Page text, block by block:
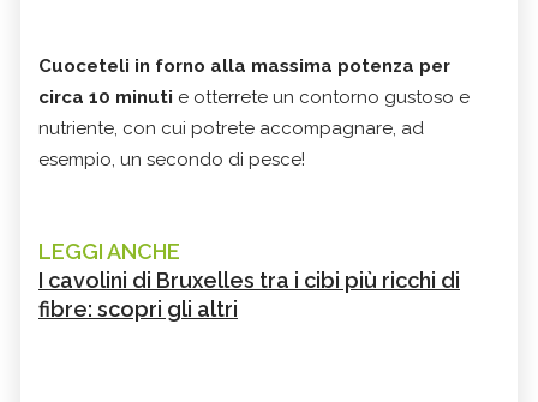
Cuoceteli in forno alla massima potenza per
circa 10 minuti e otterrete un contorno gustoso e
nutriente, con cui potrete accompagnare, ad
esempio, un secondo di pesce!
LEGGI ANCHE
I cavolini di Bruxelles tra i cibi più ricchi di
fibre: scopri gli altri